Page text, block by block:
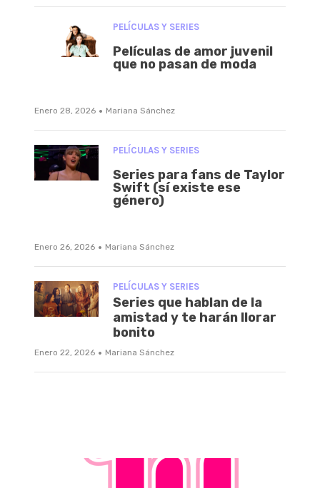
PELÍCULAS Y SERIES
Películas de amor juvenil
que no pasan de moda
Enero 28, 2026 · Mariana Sánchez
PELÍCULAS Y SERIES
Series para fans de Taylor
Swift (sí existe ese
género)
Enero 26, 2026 · Mariana Sánchez
PELÍCULAS Y SERIES
Series que hablan de la
amistad y te harán llorar
bonito
Enero 22, 2026 · Mariana Sánchez